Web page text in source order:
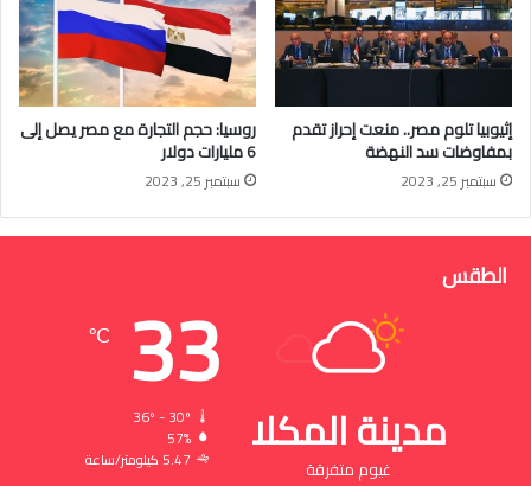
إثيوبيا تلوم مصر.. منعت إحراز تقدم
بمفاوضات سد النهضة
سبتمبر 25, 2023
روسيا: حجم التجارة مع مصر يصل إلى
6 مليارات دولار
سبتمبر 25, 2023
الطقس
مدينة المكلا
غيوم متفرقة
33
℃
57%
5.47 كيلومتر/ساعة